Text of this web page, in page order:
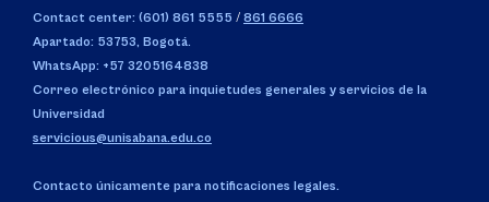
Contact center: (601) 861 5555 / 861 6666
Apartado: 53753, Bogotá.
WhatsApp: +57 3205164838
Correo electrónico para inquietudes generales y servicios de la
Universidad
servicious@unisabana.edu.co
Contacto únicamente para notificaciones legales.